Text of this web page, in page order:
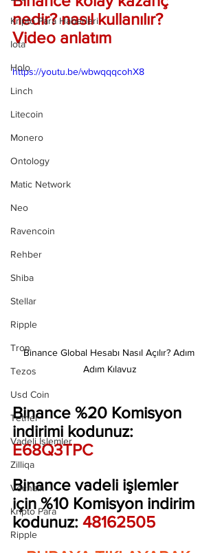
Kripto Para Haberleri
Iota
Holo
Linch
Litecoin
Monero
Ontology
Matic Network
Neo
Ravencoin
Rehber
Shiba
Stellar
Ripple
Tron
Tezos
Usd Coin
Tether
Vadeli İşlemler
Zilliqa
Vechain
Kripto Para
Ripple
nedir? nasıl kullanılır?
Video anlatım
https://youtu.be/wbwqqqcohX8
Binance Global Hesabı Nasıl Açılır? Adım
Adım Kılavuz
Binance %20 Komisyon
indirimi kodunuz:
E68Q3TPC
Binance vadeli işlemler
için %10 Komisyon indirim
kodunuz: 48162505